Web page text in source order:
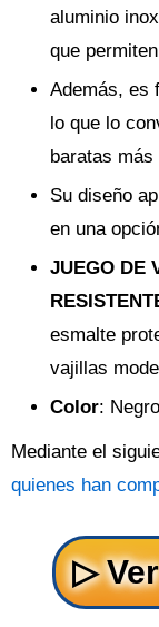
aluminio
que
Además, es
lo que lo
baratas
Su diseño
en una
JUEGO DE
esmalte
vajillas
Color:
Mediante el
quienes han